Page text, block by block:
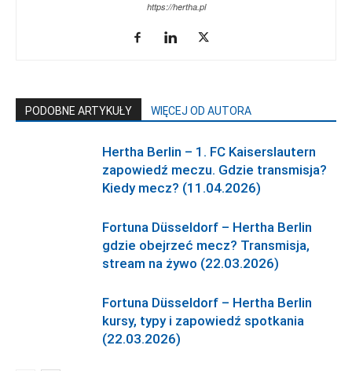
https://hertha.pl
PODOBNE ARTYKUŁY WIĘCEJ OD AUTORA
Hertha Berlin – 1. FC Kaiserslautern
zapowiedź meczu. Gdzie transmisja?
Kiedy mecz? (11.04.2026)
Fortuna Düsseldorf – Hertha Berlin
gdzie obejrzeć mecz? Transmisja,
stream na żywo (22.03.2026)
Fortuna Düsseldorf – Hertha Berlin
kursy, typy i zapowiedź spotkania
(22.03.2026)